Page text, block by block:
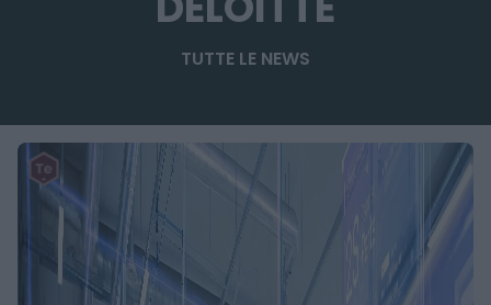
TUTTE LE NEWS